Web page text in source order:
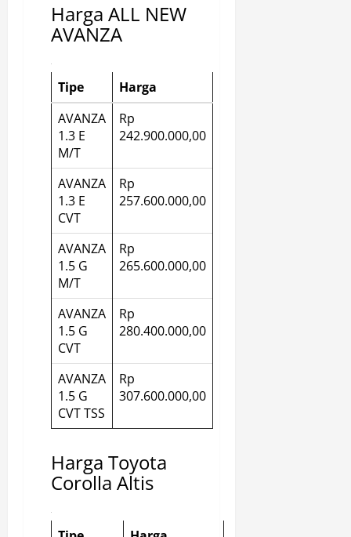
Harga ALL NEW
AVANZA
Tipe
Harga
AVANZA
1.3 E
M/T
Rp
242.900.000,00
AVANZA
1.3 E
CVT
Rp
257.600.000,00
AVANZA
1.5 G
M/T
Rp
265.600.000,00
AVANZA
1.5 G
CVT
Rp
280.400.000,00
AVANZA
1.5 G
CVT TSS
Rp
307.600.000,00
Harga Toyota
Corolla Altis